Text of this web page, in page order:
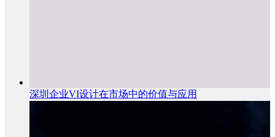
深圳企业VI设计在市场中的价值与应用